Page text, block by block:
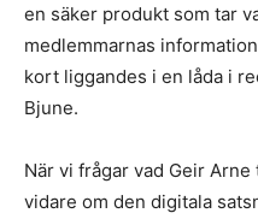
en säker produkt som tar
medlemmarnas
kort liggandes i en låda i
Bjune.
När vi frågar vad Geir
vidare om den digitala